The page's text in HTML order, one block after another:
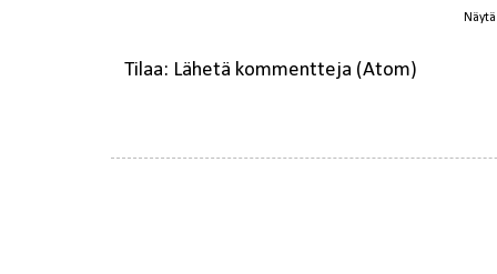
Tilaa: Lähetä kommentteja (Atom)